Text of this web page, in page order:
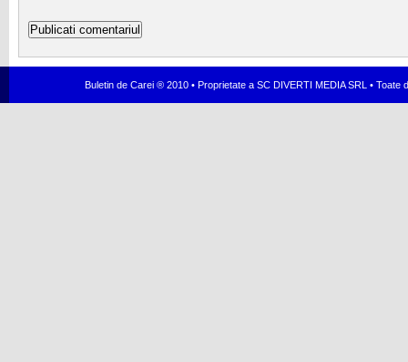
Buletin de Carei ® 2010 • Proprietate a SC DIVERTI MEDIA SRL •